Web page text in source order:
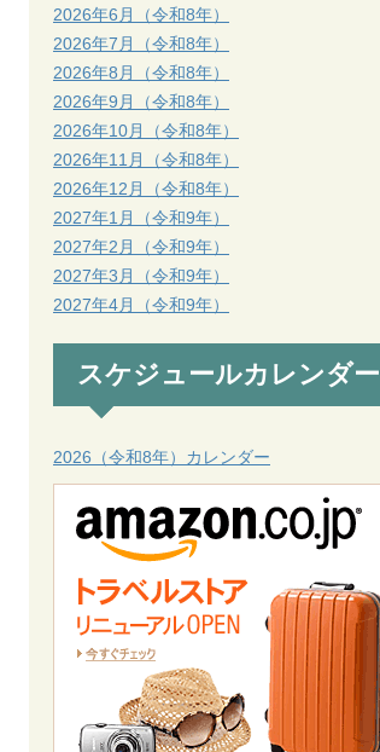
2026年6月（令和8年）
2026年7月（令和8年）
2026年8月（令和8年）
2026年9月（令和8年）
2026年10月（令和8年）
2026年11月（令和8年）
2026年12月（令和8年）
2027年1月（令和9年）
2027年2月（令和9年）
2027年3月（令和9年）
2027年4月（令和9年）
スケジュールカレンダー
2026（令和8年）カレンダー